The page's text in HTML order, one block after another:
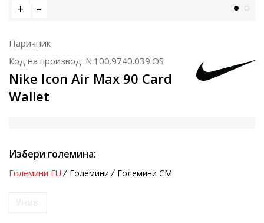
Паричник
Код на производ: N.100.9740.039.OS
Nike Icon Air Max 90 Card
Wallet
Избери големина:
Големини EU Големини Големини CM